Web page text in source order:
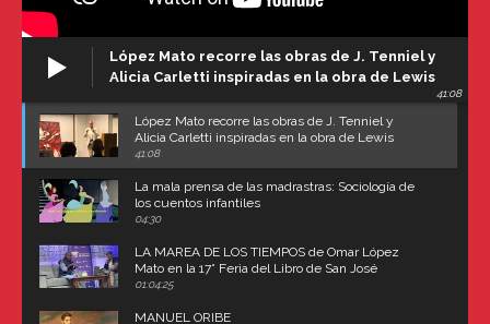
López Mato recorre las obras de J. Tenniel y
Alicia Carletti inspiradas en la obra de Lewis
41:08
López Mato recorre las obras de J. Tenniel y
Alicia Carletti inspiradas en la obra de Lewis
Carroll
41:08
La mala prensa de las madrastras: Sociología de
los cuentos infantiles
04:30
LA MAREA DE LOS TIEMPOS de Omar López
Mato en la 17° Feria del Libro de San José
(Uruguay)
01:04:25
MANUEL ORIBE